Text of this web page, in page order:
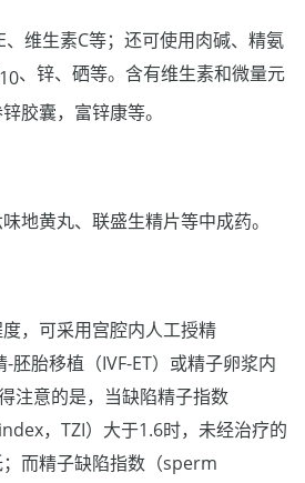
维生素C等；还可使用肉碱、精氨
10、锌、硒等。含有维生素和微量元
胶囊，富锌康等。
地黄丸、联盛生精片等中成药。
，可采用宫腔内人工授精
-胚胎移植（IVF-ET）或精子卵浆内
注意的是，当缺陷精子指数
，TZI）大于1.6时，未经治疗的
而精子缺陷指数（sperm